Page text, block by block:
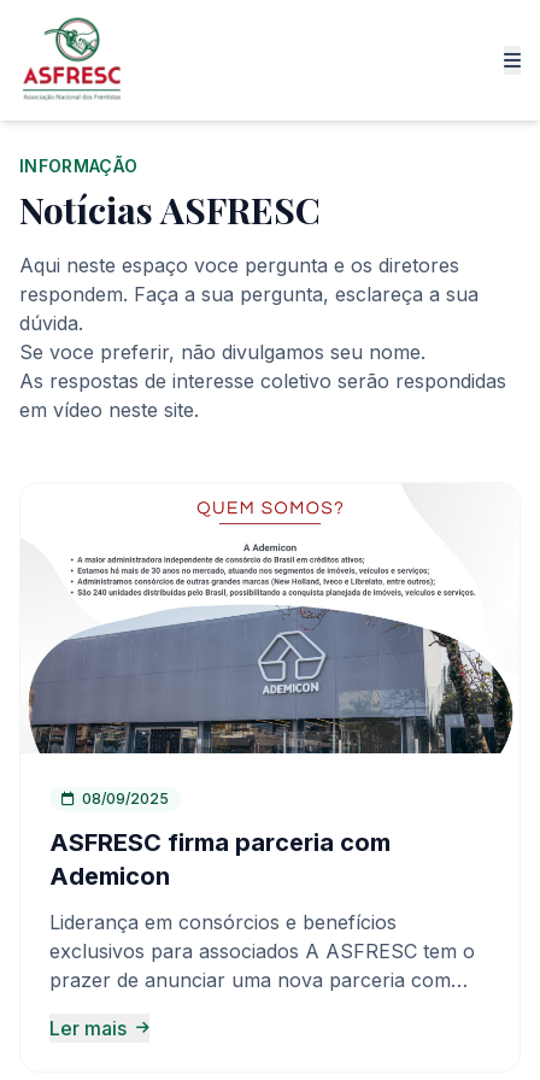
INFORMAÇÃO
Notícias ASFRESC
Aqui neste espaço voce pergunta e os diretores
respondem. Faça a sua pergunta, esclareça a sua
dúvida.
Se voce preferir, não divulgamos seu nome.
As respostas de interesse coletivo serão respondidas
em vídeo neste site.
08/09/2025
ASFRESC firma parceria com
Ademicon
Liderança em consórcios e benefícios
exclusivos para associados A ASFRESC tem o
prazer de anunciar uma nova parceria com
independente de consórcios do Brasil em
Ler mais